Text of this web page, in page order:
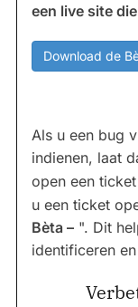
een live site
Download de
Als u een bug
indienen, laat
open een
u een ticket
Bèta – ". Dit
identificeren